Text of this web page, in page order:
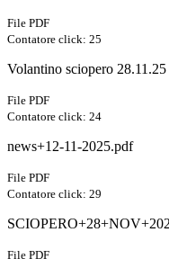
File PDF
Contatore click: 25
Volantino sciopero
File PDF
Contatore click: 24
news+12-11-2025.pdf
File PDF
Contatore click: 29
File PDF